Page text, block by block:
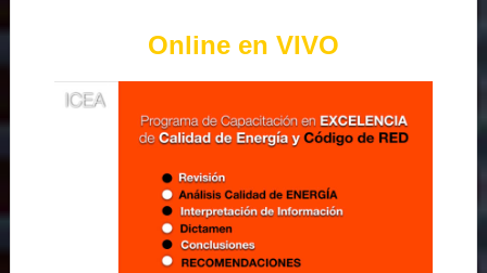
Online en VIVO